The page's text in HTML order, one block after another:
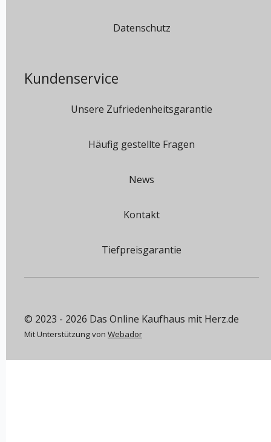
Datenschutz
Kundenservice
Unsere Zufriedenheitsgarantie
Häufig gestellte Fragen
News
Kontakt
Tiefpreisgarantie
© 2023 - 2026 Das Online Kaufhaus mit Herz.de
Mit Unterstützung von Webador